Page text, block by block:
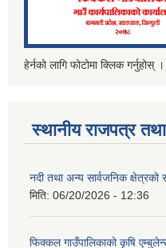
हेर्नको लागि फोटोमा क्लिक गर्नुहोस् ।
स्थानीय राजपत्र
नदी तथा अन्य सार्वजनिक क्षेत्रको
मिति: 06/20/2026 - 12:36
फिक्कल गाउँपालिकाको कृषि